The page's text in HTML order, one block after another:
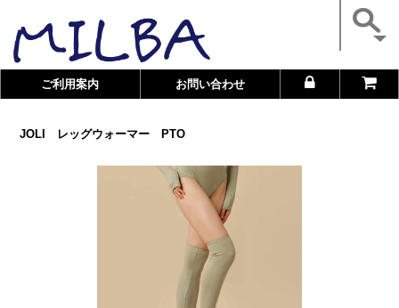
ご利用案内 お問い合わせ
JOLI レッグウォーマー PTO